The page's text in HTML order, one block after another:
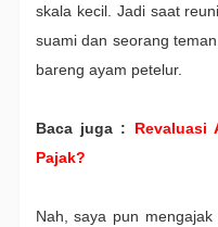
skala kecil. Jadi saat
suami dan seorang
bareng ayam petelur.
Baca juga : Revaluasi
Pajak?
Nah, saya pun